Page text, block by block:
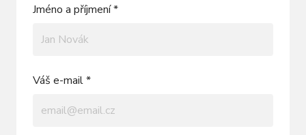
Jméno a příjmení *
Váš e-mail *